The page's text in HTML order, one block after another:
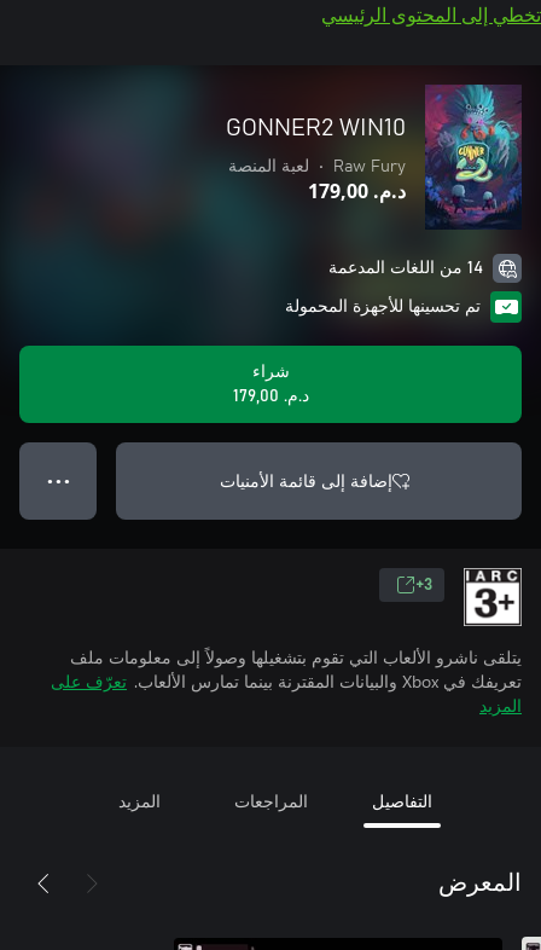
تخطي إلى المحتوى الرئيسي
GONNER2 WIN10
Raw Fury
• لعبة المنصة
د.م.‏ 179,00
14 من اللغات المدعمة
تم تحسينها للأجهزة المحمولة
شراء
د.م.‏ 179,00
إضافة إلى قائمة الأمنيات ● ● ●
3+
يتلقى ناشرو الألعاب التي تقوم بتشغيلها وصولاً إلى معلومات ملف
تعريفك في Xbox والبيانات المقترنة بينما تمارس الألعاب.
تعرّف على
المزيد
التفاصيل المراجعات المزيد
المعرض